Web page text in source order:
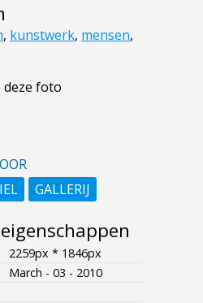
, kunstwerk, mensen,
deze foto
GALLERIJ
2259px * 1846px
March - 03 - 2010